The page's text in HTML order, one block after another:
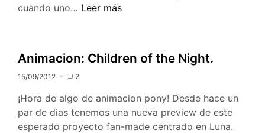
cuando uno… Articulo:
japones.
Leer más
Animacion: Children of the Night.
15/09/2012 2
¡Hora de algo de animacion pony! Desde hace un
par de dias tenemos una nueva preview de este
esperado proyecto fan-made centrado en Luna.